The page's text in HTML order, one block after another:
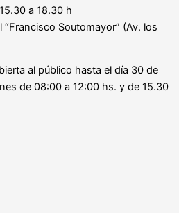
a 18.30 h
“Francisco Soutomayor” (Av. los
al público hasta el día 30 de
de 08:00 a 12:00 hs. y de 15.30